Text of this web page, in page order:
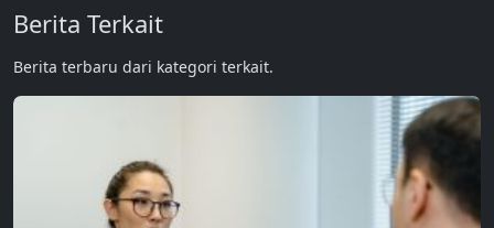
Berita Terkait
Berita terbaru dari kategori terkait.